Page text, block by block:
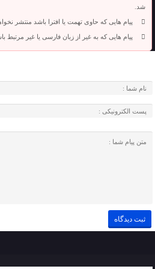
شد.
پیام هایی که حاوی تهمت یا افترا باشد منتشر
پیام هایی که به غیر از زبان فارسی یا غیر مرتبط